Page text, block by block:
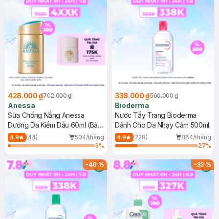
428.000 ₫702.000 ₫
Anessa
Sữa Chống Nắng Anessa
Dưỡng Da Kiềm Dầu 60ml (Bản
Mới)
4.9 (44)
504/tháng
3%
338.000 ₫560.000 ₫
Bioderma
Nước Tẩy Trang Bioderma
Dành Cho Da Nhạy Cảm 500ml
4.9 (228)
864/tháng
27%
-40% -33%